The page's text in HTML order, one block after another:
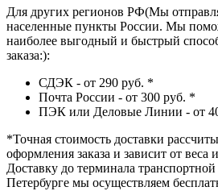
Для других регионов РФ(Мы
населенные пункты России. Мы
наиболее выгодный и быстрый
заказа:):
СДЭК - от 290 руб. *
Почта России - от 300 руб. *
ПЭК или Деловые Линии - от
*Точная стоимость доставки
оформления заказа и зависит от веса
Доставку до терминала
Петербурге мы осуществляем